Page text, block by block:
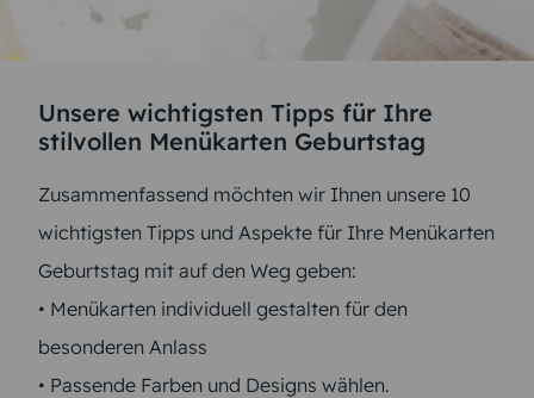
Unsere wichtigsten Tipps für Ihre
stilvollen Menükarten Geburtstag
Zusammenfassend möchten wir Ihnen unsere 10
wichtigsten Tipps und Aspekte für Ihre Menükarten
Geburtstag mit auf den Weg geben:
• Menükarten individuell gestalten für den
besonderen Anlass
• Passende Farben und Designs wählen.